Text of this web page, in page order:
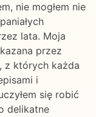
nie mogłem nie
lata. Moja
przez
z których każda
i
się robić
delikatne